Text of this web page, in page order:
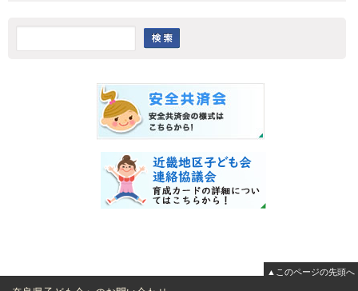
▲このページの先頭へ